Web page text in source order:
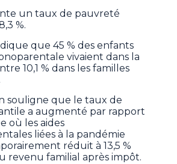
un taux de pauvreté
%.
que 45 % des enfants
vivaient dans la
10,1 % dans les familles
souligne que le taux de
a augmenté par rapport
où les aides
liées à la pandémie
réduit à 13,5 %
revenu familial après impôt.